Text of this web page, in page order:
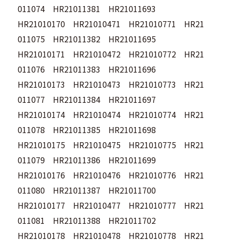
011074 HR21011381 HR21011693
HR21010170 HR21010471 HR21010771 HR21
011075 HR21011382 HR21011695
HR21010171 HR21010472 HR21010772 HR21
011076 HR21011383 HR21011696
HR21010173 HR21010473 HR21010773 HR21
011077 HR21011384 HR21011697
HR21010174 HR21010474 HR21010774 HR21
011078 HR21011385 HR21011698
HR21010175 HR21010475 HR21010775 HR21
011079 HR21011386 HR21011699
HR21010176 HR21010476 HR21010776 HR21
011080 HR21011387 HR21011700
HR21010177 HR21010477 HR21010777 HR21
011081 HR21011388 HR21011702
HR21010178 HR21010478 HR21010778 HR21